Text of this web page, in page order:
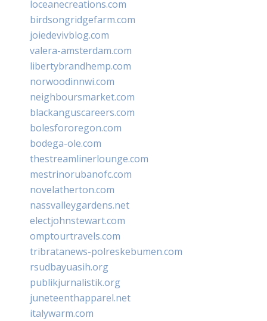
loceanecreations.com
birdsongridgefarm.com
joiedevivblog.com
valera-amsterdam.com
libertybrandhemp.com
norwoodinnwi.com
neighboursmarket.com
blackanguscareers.com
bolesfororegon.com
bodega-ole.com
thestreamlinerlounge.com
mestrinorubanofc.com
novelatherton.com
nassvalleygardens.net
electjohnstewart.com
omptourtravels.com
tribratanews-polreskebumen.com
rsudbayuasih.org
publikjurnalistik.org
juneteenthapparel.net
italywarm.com